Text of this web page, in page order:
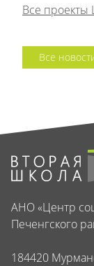
Все проекты
Все
АНО «Центр
Печенгского
184420